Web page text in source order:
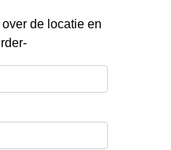
de locatie en